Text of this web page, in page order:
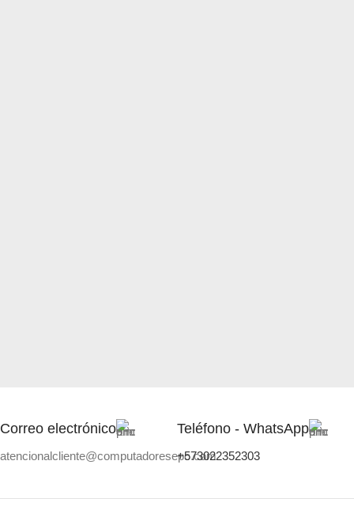
Correo electrónico
atencionalcliente@computadoresepc.com
Teléfono - WhatsApp
+573022352303